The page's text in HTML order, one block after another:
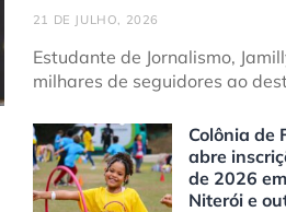
21 DE JULHO, 2026
Estudante de Jornalismo,
milhares de seguidores ao
Colônia de
abre
de 2026
Niterói e